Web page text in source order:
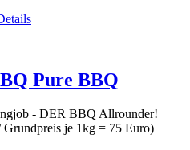
Pure BBQ
- DER BBQ Allrounder!
Grundpreis je 1kg = 75 Euro)